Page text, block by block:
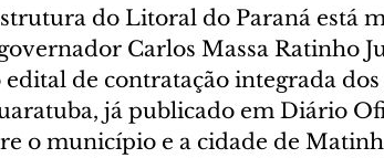
do Litoral do Paraná está
Carlos Massa Ratinho
edital de contratação integrada
já publicado em Diário
o município e a cidade de